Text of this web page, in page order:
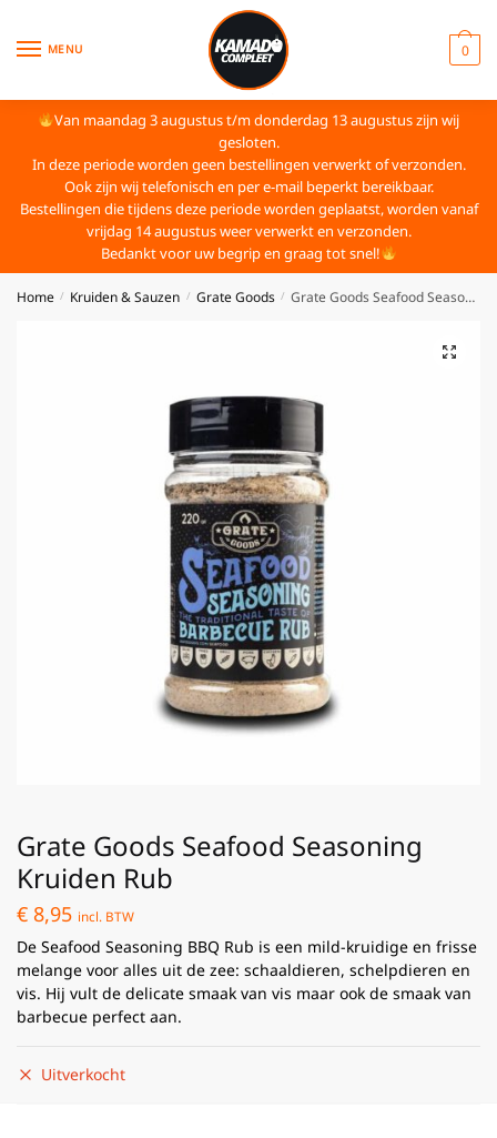
MENU 0
Van maandag 3 augustus t/m donderdag 13 augustus zijn wij
gesloten.
In deze periode worden geen bestellingen verwerkt of verzonden.
Ook zijn wij telefonisch en per e-mail beperkt bereikbaar.
Bestellingen die tijdens deze periode worden geplaatst, worden vanaf
vrijdag 14 augustus weer verwerkt en verzonden.
Bedankt voor uw begrip en graag tot snel!
Home / Kruiden & Sauzen / Grate Goods / Grate Goods Seafood Seasoning Kruiden Rub
Grate Goods Seafood Seasoning
Kruiden Rub
€ 8,95 incl. BTW
De Seafood Seasoning BBQ Rub is een mild-kruidige en frisse
melange voor alles uit de zee: schaaldieren, schelpdieren en
vis. Hij vult de delicate smaak van vis maar ook de smaak van
barbecue perfect aan.
Uitverkocht